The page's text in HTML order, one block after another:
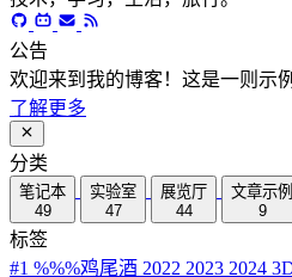
公告
欢迎来到我的博客！这是一则示
了解更多
分类
笔记本
49
实验室
47
展览厅
44
文章示例
9
标签
#1 %%%鸡尾酒 2022 2023 2024